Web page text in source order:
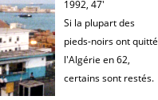
1992, 47'
Si la plupart des
pieds-noirs ont quitté
l'Algérie en 62,
certains sont restés.